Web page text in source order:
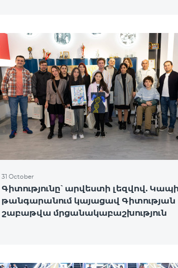
31 October
Գիտությունը՝ արվեստի լեզվով.
թանգարանում կայացավ Գիտության
շաբաթվա մրցանակաբաշխություն